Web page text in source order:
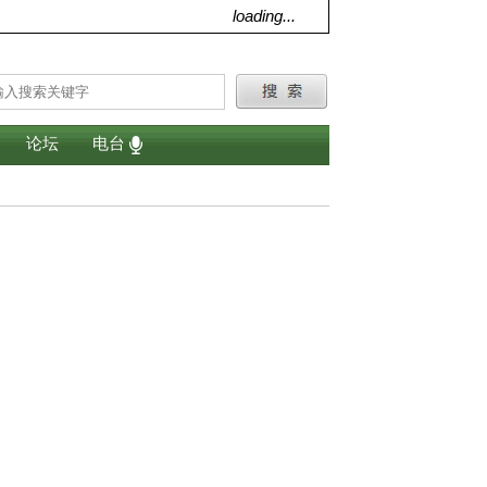
loading...
论坛 电台